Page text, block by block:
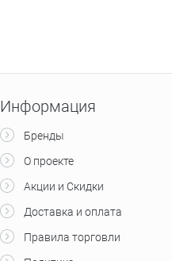
Информация
Бренды
О проекте
Акции и Скидки
Доставка и оплата
Правила торговли